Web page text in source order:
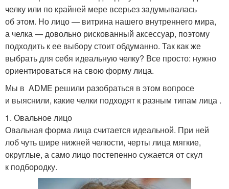
челку или по крайней мере всерьез задумывалась
об этом. Но лицо — витрина нашего внутреннего мира,
а челка — довольно рискованный аксессуар, поэтому
подходить к ее выбору стоит обдуманно. Так как же
выбрать для себя идеальную челку? Все просто: нужно
ориентироваться на свою форму лица.
Мы в ADME решили разобраться в этом вопросе
и выяснили, какие челки подходят к разным типам лица .
1. Овальное лицо
Овальная форма лица считается идеальной. При ней
лоб чуть шире нижней челюсти, черты лица мягкие,
округлые, а само лицо постепенно сужается от скул
к подбородку.